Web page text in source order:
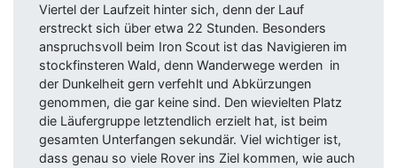
Viertel der Laufzeit hinter sich, denn der Lauf
erstreckt sich über etwa 22 Stunden. Besonders
anspruchsvoll beim Iron Scout ist das Navigieren im
stockfinsteren Wald, denn Wanderwege werden in
der Dunkelheit gern verfehlt und Abkürzungen
genommen, die gar keine sind. Den wievielten Platz
die Läufergruppe letztendlich erzielt hat, ist beim
gesamten Unterfangen sekundär. Viel wichtiger ist,
dass genau so viele Rover ins Ziel kommen, wie auch